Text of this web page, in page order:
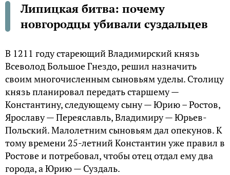
Липицкая битва: почему
новгородцы убивали суздальцев
В 1211 году стареющий Владимирский князь
Всеволод Большое Гнездо, решил назначить
своим многочисленным сыновьям уделы. Столицу
князь планировал передать старшему —
Константину, следующему сыну — Юрию – Ростов,
Ярославу — Переяславль, Владимиру — Юрьев-
Польский. Малолетним сыновьям дал опекунов. К
тому времени 25-летний Константин уже правил в
Ростове и потребовал, чтобы отец отдал ему два
города, а Юрию — Суздаль.